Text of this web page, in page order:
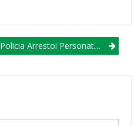
Policia Arrestoi Personat Që Sulmuan Futbollistin Marjan Radeski Të Struga Trim Lum